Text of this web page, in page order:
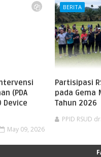
(PDA
Device
May 09, 2026
BERITA
Partisipasi
pada Gema
Tahun 2026
PPID RSUD